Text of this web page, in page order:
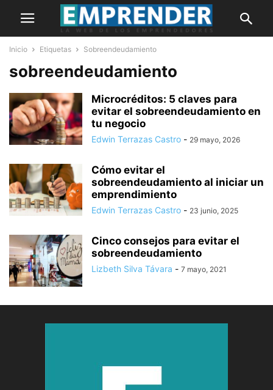
Inicio Etiquetas Sobreendeudamiento
sobreendeudamiento
Microcréditos: 5 claves para
evitar el sobreendeudamiento en
tu negocio
Edwin Terrazas Castro - 29 mayo, 2026
Cómo evitar el
sobreendeudamiento al iniciar un
emprendimiento
Edwin Terrazas Castro - 23 junio, 2025
Cinco consejos para evitar el
sobreendeudamiento
Lizbeth Silva Távara - 7 mayo, 2021